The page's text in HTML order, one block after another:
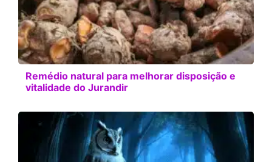
Remédio natural para melhorar disposição e
vitalidade do Jurandir